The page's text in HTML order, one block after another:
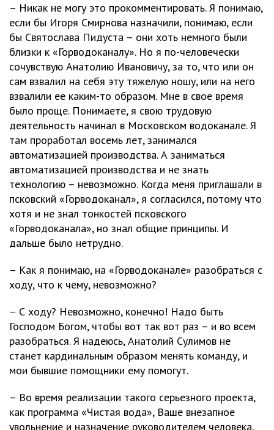
– Никак не могу это прокомментировать. Я понимаю,
если бы Игоря Смирнова назначили, понимаю, если
бы Святослава Пидуста – они хоть немного были
близки к «Горводоканалу». Но я по-человечески
сочувствую Анатолию Ивановичу, за то, что или он
сам взвалил на себя эту тяжелую ношу, или на него
взвалили ее каким-то образом. Мне в свое время
было проще. Понимаете, я свою трудовую
деятельность начинал в Московском водоканале. Я
там проработал восемь лет, занимался
автоматизацией производства. А заниматься
автоматизацией производства и не знать
технологию – невозможно. Когда меня приглашали в
псковский «Горводоканал», я согласился, потому что
хотя и не знал тонкостей псковского
«Горводоканала», но знал общие принципы. И
дальше было нетрудно.
– Как я понимаю, на «Горводоканале» разобраться с
ходу, что к чему, невозможно?
– С ходу? Невозможно, конечно! Надо быть
Господом Богом, чтобы вот так вот раз – и во всем
разобраться. Я надеюсь, Анатолий Сулимов не
станет кардинальным образом менять команду, и
мои бывшие помощники ему помогут.
– Во время реализации такого серьезного проекта,
как программа «Чистая вода», Ваше внезапное
увольнение и назначение руководителем человека,